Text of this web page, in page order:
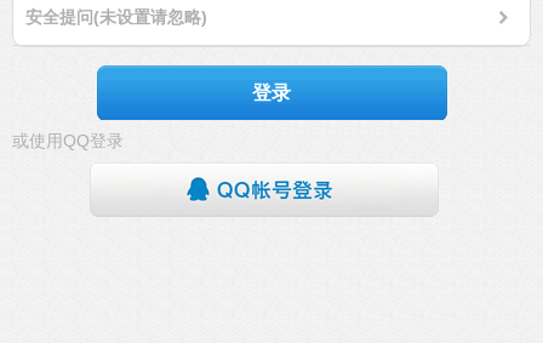
安全提问(未设置请忽略)
登录
或使用QQ登录